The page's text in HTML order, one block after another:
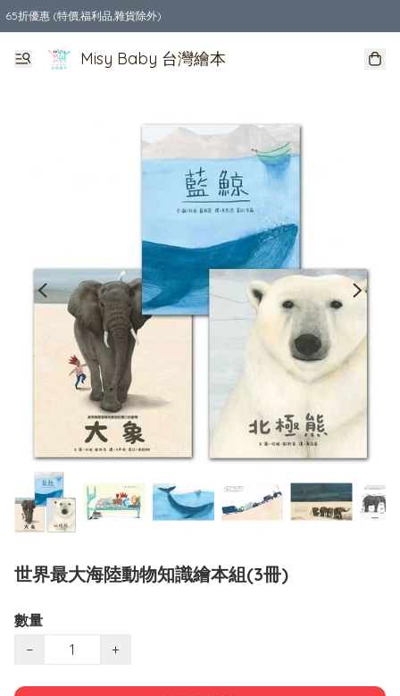
65折優惠 (特價,福利品,雜貨除外)
全店購物滿$550，免運費
Misy Baby 台灣繪本
世界最大海陸動物知識繪本組(3冊)
數量
−
+